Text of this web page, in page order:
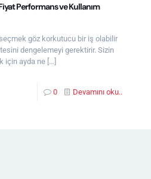
Performans ve Kullanım
seçmek göz korkutucu bir iş olabilir
dengelemeyi gerektirir. Sizin
için ayda ne […]
0 Devamını oku..